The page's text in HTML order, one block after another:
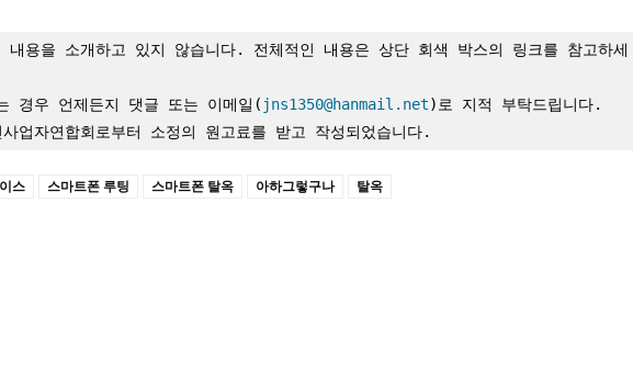
내용을 소개하고 있지 않습니다. 전체적인 내용은 상단 회색 박스의 링크를 참고하세
경우 언제든지 댓글 또는 이메일( jns1350@hanmail.net)로 지적 부탁드립니다.
업자연합회로부터 소정의 원고료를 받고 작성되었습니다.
스 스마트폰 루팅 스마트폰 탈옥 아하그렇구나 탈옥